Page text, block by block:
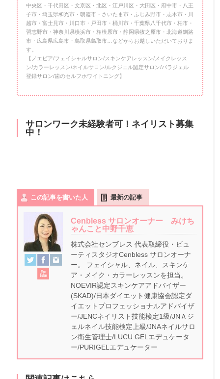
中央区・千代田区・文京区・北区・江戸川区・大田区・府中市・八王
子市・埼玉県和光市・朝霞市・さいたま市・ふじみ野市・志木市・川
越市・富士見市・川口市・戸田市・桶川市・千葉県八千代市・柏市・
習志野市・神奈川県横浜市・相模原市・静岡県牧之原市・北海道釧路
市・広島県広島市・鳥取県鳥取市…などからお越しいただいておりま
す。
【ノエビア/フェイシャルサロン/スキンケアレッスン/メイクレッス
ン/カラーレッスン/ネイルサロン/ルクジェル認定サロン/パラジェル
登録サロン/歯のセルフホワイトニング】
サロンワーク未経験者可！ネイリスト募集
中！
この記事を書いた人 最新の記事
Cenbless サロンオーナー みけち
ゃんこと中野千恵
株式会社センブレス 代表取締役・ビュ
ーティスタジオCenbless サロンオーナ
ー。 フェイシャル、ネイル、スキンケ
ア・メイク・カラーレッスンを担当。
NOEVIR認定スキンケアアドバイザー
(SKAD)/日本ダイエット健康協会認定ダ
イエットプロフェッショナルアドバイザ
ー/JENCネイリスト技能検定1級/JNＡジ
ェルネイル技能検定上級/JNAネイルサロ
ン衛生管理士/LUCU GELエデュケータ
ー/PURIGELエデュケーター